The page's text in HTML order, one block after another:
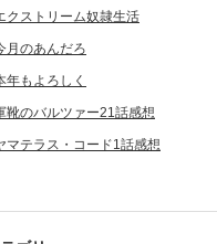
クストリーム奴隷生活
月のあんだろ
年もよろしく
靴のバルツァー21話感想
マテラス・コード1話感想